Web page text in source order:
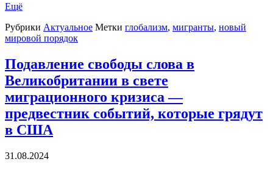
Ещё
Рубрики Актуальное Метки глобализм, мигранты, новый
мировой порядок
Подавление свободы слова в
Великобритании в свете
миграционного кризиса —
предвестник событий, которые грядут
в США
31.08.2024